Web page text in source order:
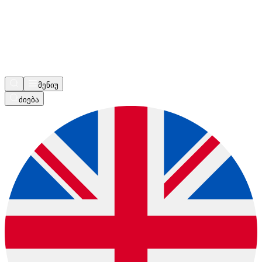
მენიუ
ძიება